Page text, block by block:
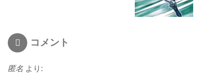
コメント
匿名 より: